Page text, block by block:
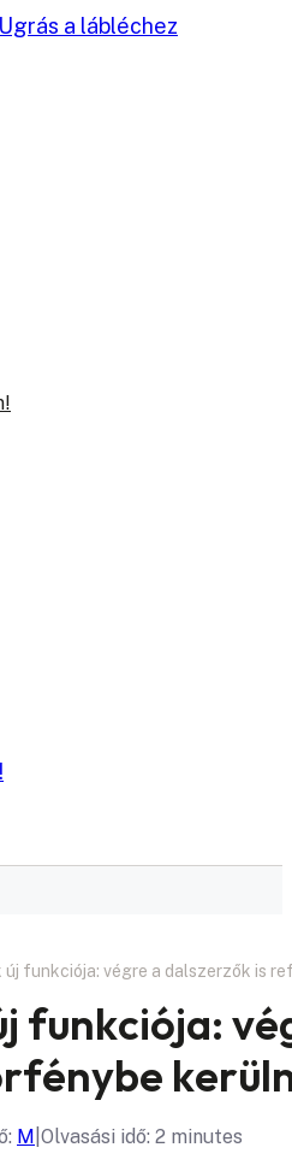
Ugrás a lábléchez
új funkciója: végre a dalszerzők is
funkciója:
M Olvasási idő: 2 minutes